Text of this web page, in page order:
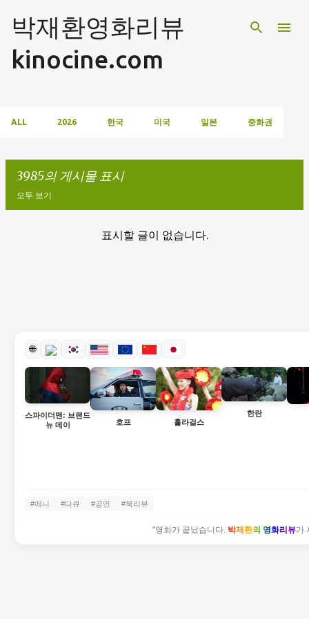
기본 콘텐츠로 건너뛰기
박재환영화리뷰
kinocine.com
ALL 2026 한국 미국 일본 중화권
3985의 게시물 표시
모두 보기
표시할 글이 없습니다.
🌐
스파이더맨: 브랜드
뉴 데이
호프 훌라걸스
한란
#애니 #다큐 #공연 #북리뷰
"영화가 끝났습니다. 박재환의 영화리뷰가